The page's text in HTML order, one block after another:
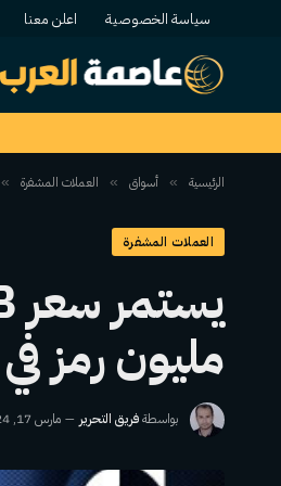
سياسة الخصوصية اعلن معنا
الرئيسية » أسواق » العملات المشفرة »
العملات المشفرة
مليون رمز في Binance
بواسطةفريق التحرير مارس 17, 2024